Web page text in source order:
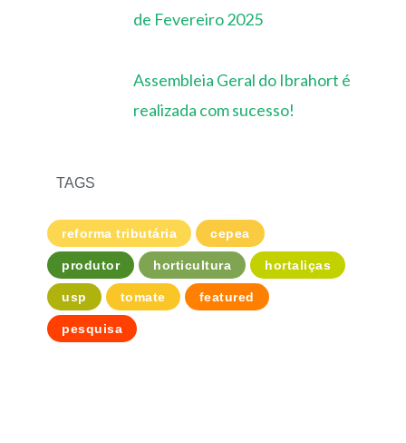
de Fevereiro 2025
Assembleia Geral do Ibrahort é
realizada com sucesso!
TAGS
reforma tributária cepea
produtor horticultura hortaliças
usp tomate featured
pesquisa